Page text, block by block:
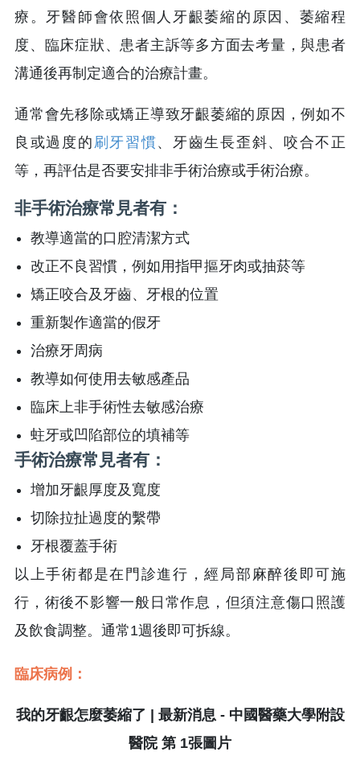
療。牙醫師會依照個人牙齦萎縮的原因、萎縮程
度、臨床症狀、患者主訴等多方面去考量，與患者
溝通後再制定適合的治療計畫。
通常會先移除或矯正導致牙齦萎縮的原因，例如不
良或過度的 刷牙習慣、牙齒生長歪斜、咬合不正
等，再評估是否要安排非手術治療或手術治療。
非手術治療常見者有：
教導適當的口腔清潔方式
改正不良習慣，例如用指甲摳牙肉或抽菸等
矯正咬合及牙齒、牙根的位置
重新製作適當的假牙
治療牙周病
教導如何使用去敏感產品
臨床上非手術性去敏感治療
蛀牙或凹陷部位的填補等
手術治療常見者有：
增加牙齦厚度及寬度
切除拉扯過度的繫帶
牙根覆蓋手術
以上手術都是在門診進行，經局部麻醉後即可施
行，術後不影響一般日常作息，但須注意傷口照護
及飲食調整。通常1週後即可拆線。
臨床病例：